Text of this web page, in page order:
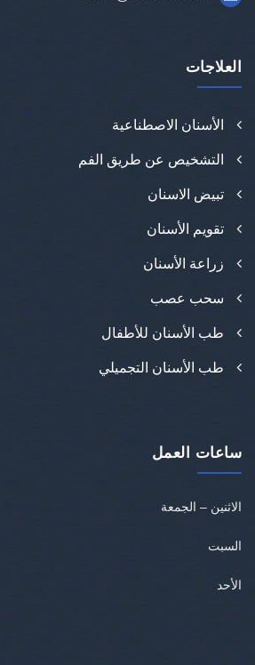
العلاجات
الأسنان الاصطناعية
التشخيص عن طريق الفم
تبيض الاسنان
تقويم الأسنان
زراعة الأسنان
سحب عصب
طب الأسنان للأطفال
طب الأسنان التجميلي
ساعات العمل
الاثنين – الجمعة
السبت
الأحد